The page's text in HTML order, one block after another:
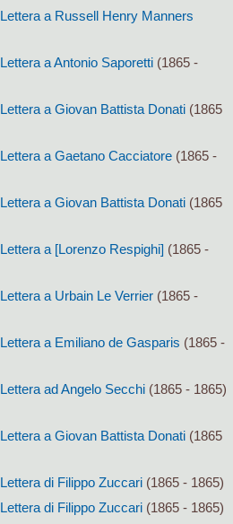
Lettera a Russell Henry Manners
Lettera a Antonio Saporetti (1865 -
Lettera a Giovan Battista Donati (1865
Lettera a Gaetano Cacciatore (1865 -
Lettera a Giovan Battista Donati (1865
Lettera a [Lorenzo Respighi] (1865 -
Lettera a Urbain Le Verrier (1865 -
Lettera a Emiliano de Gasparis (1865 -
Lettera ad Angelo Secchi (1865 - 1865)
Lettera a Giovan Battista Donati (1865
Lettera di Filippo Zuccari (1865 - 1865)
Lettera di Filippo Zuccari (1865 - 1865)